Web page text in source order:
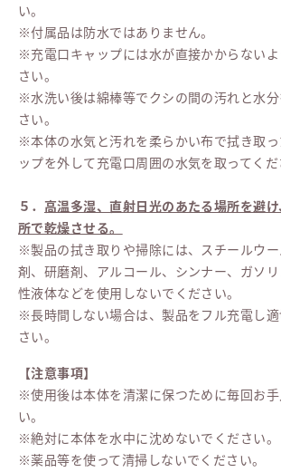
い。
※付属品は防水ではありません。
※充電口キャップには水が直接かからない
さい。
※水洗い後は綿棒等でクシの間の汚れと水
さい。
※本体の水気と汚れを柔らかい布で拭き取
ップを外して充電口周囲の水気を取ってくだ
５． 高温多湿、直射日光のあたる場所を避
所で乾燥させる。
※製品の拭き取りや掃除には、スチールウ
剤、研磨剤、アルコール、シンナー、ガソ
性液体などを使用しないでください。
※長時間しない場合は、製品をフル充電し
さい。
【注意事項】
※使用後は本体を清潔に保つために毎回お
い。
※絶対に本体を水中に沈めないでください。
※薬品等を使って清掃しないでください。